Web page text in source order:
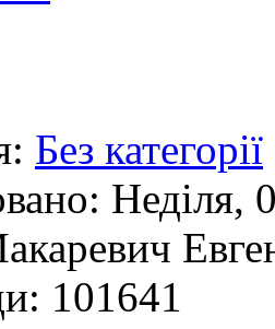
Без категорії
Неділя,
101641